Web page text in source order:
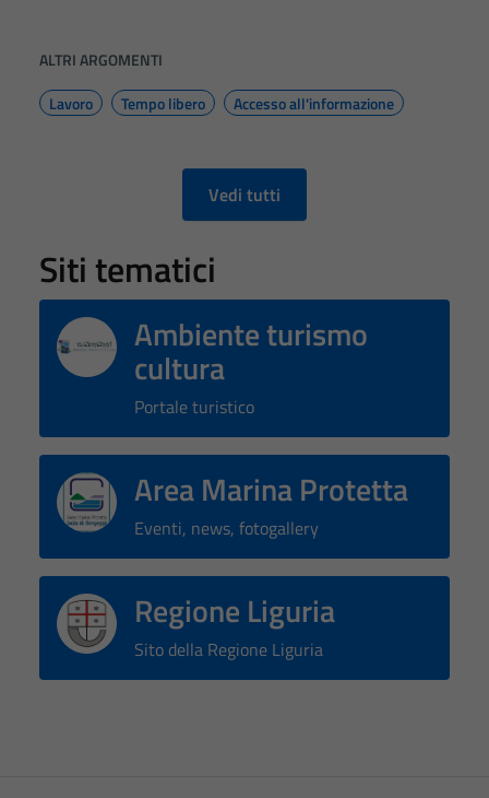
ALTRI ARGOMENTI
Lavoro
Tempo libero Accesso all'informazione
Vedi tutti
Siti tematici
Ambiente turismo
cultura
Portale turistico
Area Marina Protetta
Eventi, news, fotogallery
Regione Liguria
Sito della Regione Liguria
essere
disabilitati.
non raccolgono
personali.